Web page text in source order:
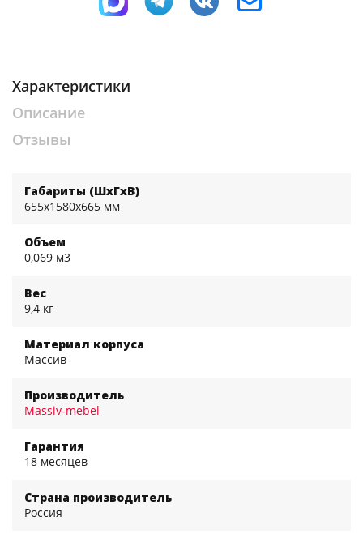
Характеристики
Описание
Отзывы
Габариты (ШхГхВ)
655x1580x665 мм
Объем
0,069 м3
Вес
9,4 кг
Материал корпуса
Массив
Производитель
Massiv-mebel
Гарантия
18 месяцев
Страна производитель
Россия